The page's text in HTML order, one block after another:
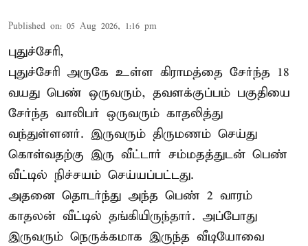
Published on: 05 Aug 2026, 1:16 pm
புதுச்சேரி,
புதுச்சேரி அருகே உள்ள கிராமத்தை சேர்ந்த 18
வயது பெண் ஒருவரும், தவளக்குப்பம் பகுதியை
சேர்ந்த வாலிபர் ஒருவரும் காதலித்து
வந்துள்ளனர். இருவரும் திருமணம் செய்து
கொள்வதற்கு இரு வீட்டார் சம்மதத்துடன் பெண்
வீட்டில் நிச்சயம் செய்யப்பட்டது.
அதனை தொடர்ந்து அந்த பெண் 2 வாரம்
காதலன் வீட்டில் தங்கியிருந்தார். அப்போது
இருவரும் நெருக்கமாக இருந்த வீடியோவை